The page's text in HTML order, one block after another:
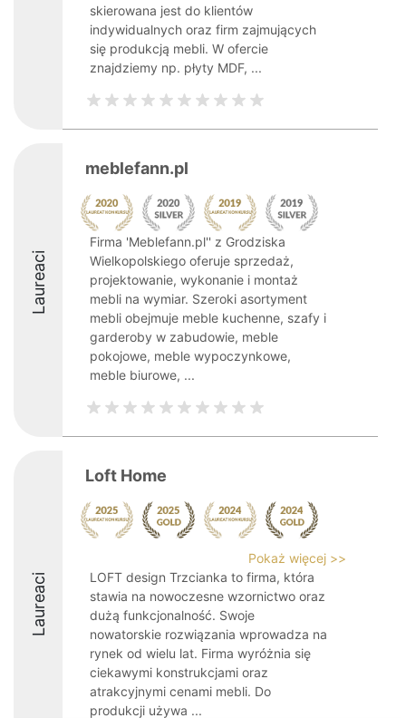
skierowana jest do klientów
indywidualnych oraz firm zajmujących
się produkcją mebli. W ofercie
znajdziemy np. płyty MDF, ...
Laureaci
meblefann.pl
Firma 'Meblefann.pl'' z Grodziska
Wielkopolskiego oferuje sprzedaż,
projektowanie, wykonanie i montaż
mebli na wymiar. Szeroki asortyment
mebli obejmuje meble kuchenne, szafy i
garderoby w zabudowie, meble
pokojowe, meble wypoczynkowe,
meble biurowe, ...
Laureaci
Loft Home
Pokaż więcej >>
LOFT design Trzcianka to firma, która
stawia na nowoczesne wzornictwo oraz
dużą funkcjonalność. Swoje
nowatorskie rozwiązania wprowadza na
rynek od wielu lat. Firma wyróżnia się
ciekawymi konstrukcjami oraz
atrakcyjnymi cenami mebli. Do
produkcji używa ...